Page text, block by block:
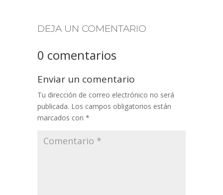
DEJA UN COMENTARIO
0 comentarios
Enviar un comentario
Tu dirección de correo electrónico no será
publicada. Los campos obligatorios están
marcados con *